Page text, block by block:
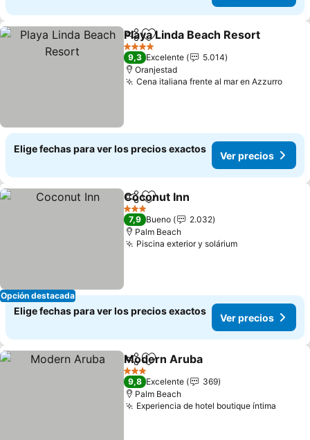
CompartirAgregar a favoritos
Playa Linda Beach Resort
4 Estrellas
9,3 Excelente
5.014
Oranjestad
Cena italiana frente al mar en Azzurro
Elige fechas para ver los precios exactos
Ver precios
Opción destacada
CompartirAgregar a favoritos
Coconut Inn
3 Estrellas
7,9 Bueno
2.032
Palm Beach
Piscina exterior y solárium
Elige fechas para ver los precios exactos
Ver precios
CompartirAgregar a favoritos
Modern Aruba
3 Estrellas
9,8 Excelente
369
Palm Beach
Experiencia de hotel boutique íntima